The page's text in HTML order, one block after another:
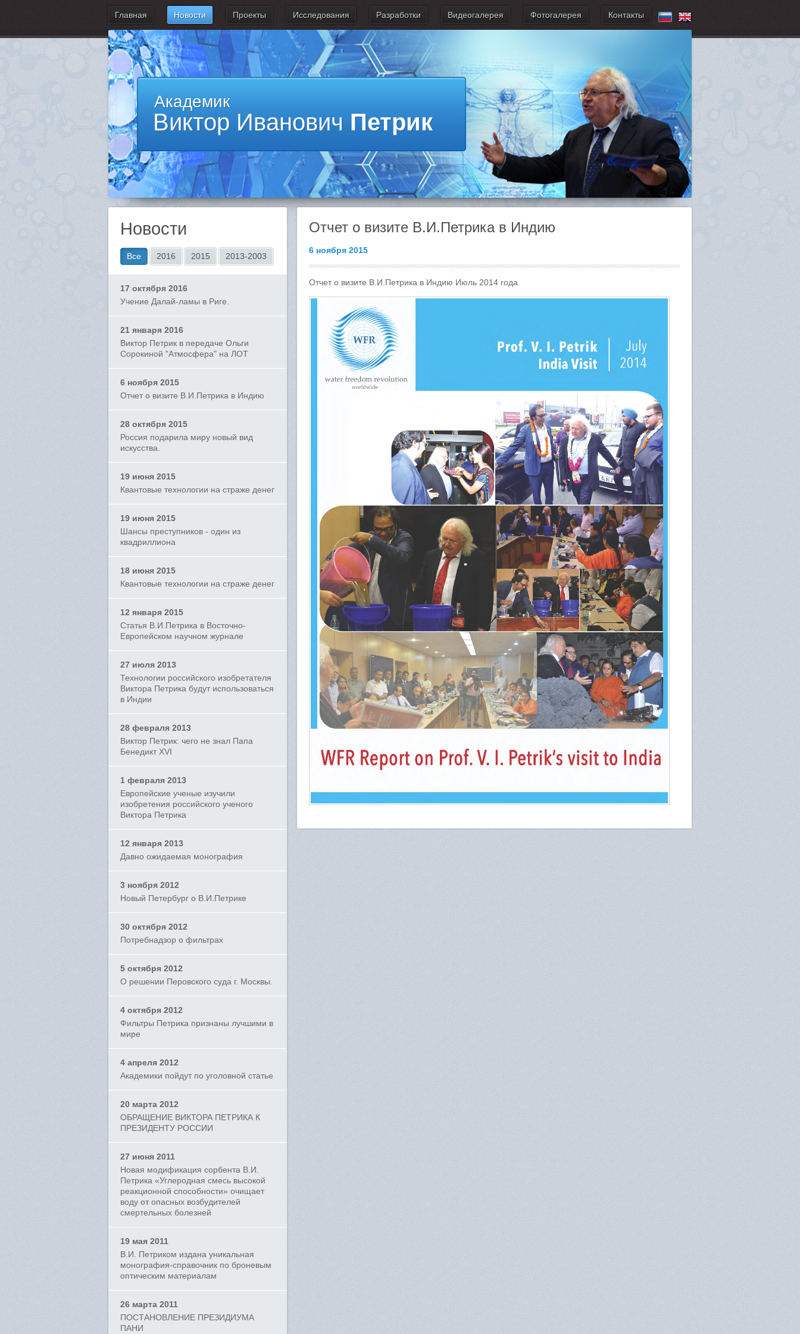
Главная Новости Проекты Исследования Разработки Видеогалерея Фотогалерея Контакты
Академик
Виктор Иванович Петрик
Новости
Все 2016 2015 2013-2003
17 октября 2016
Учение Далай-ламы в Риге.
21 января 2016
Виктор Петрик в передаче Ольги
Сорокиной "Атмосфера" на ЛОТ
6 ноября 2015
Отчет о визите В.И.Петрика в Индию
28 октября 2015
Россия подарила миру новый вид
искусства.
19 июня 2015
Квантовые технологии на страже денег
19 июня 2015
Шансы преступников - один из
квадриллиона
18 июня 2015
Квантовые технологии на страже денег
12 января 2015
Статья В.И.Петрика в Восточно-
Европейском научном журнале
27 июля 2013
Технологии российского изобретателя
Виктора Петрика будут использоваться
в Индии
28 февраля 2013
Виктор Петрик: чего не знал Папа
Бенедикт XVI
1 февраля 2013
Европейские ученые изучили
изобретения российского ученого
Виктора Петрика
12 января 2013
Давно ожидаемая монография
3 ноября 2012
Новый Петербург о В.И.Петрике
30 октября 2012
Потребнадзор о фильтрах
5 октября 2012
О решении Перовского суда г. Москвы.
4 октября 2012
Фильтры Петрика признаны лучшими в
мире
4 апреля 2012
Академики пойдут по уголовной статье
20 марта 2012
ОБРАЩЕНИЕ ВИКТОРА ПЕТРИКА К
ПРЕЗИДЕНТУ РОССИИ
27 июня 2011
Новая модификация сорбента В.И.
Петрика «Углеродная смесь высокой
реакционной способности» очищает
воду от опасных возбудителей
смертельных болезней
19 мая 2011
В.И. Петриком издана уникальная
монография-справочник по броневым
оптическим материалам
26 марта 2011
ПОСТАНОВЛЕНИЕ ПРЕЗИДИУМА
ПАНИ
Отчет о визите В.И.Петрика в Индию
6 ноября 2015
Отчет о визите В.И.Петрика в Индию Июль 2014 года